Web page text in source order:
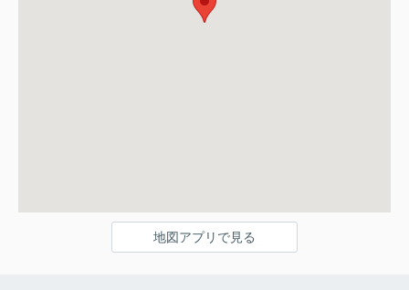
地図アプリで見る